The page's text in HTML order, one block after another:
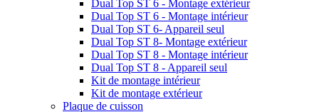
Dual Top ST 6 - Montage extérieur
Dual Top ST 6 - Montage intérieur
Dual Top ST 6- Appareil seul
Dual Top ST 8- Montage extérieur
Dual Top ST 8 - Montage intérieur
Dual Top ST 8 - Appareil seul
Kit de montage intérieur
Kit de montage extérieur
Plaque de cuisson